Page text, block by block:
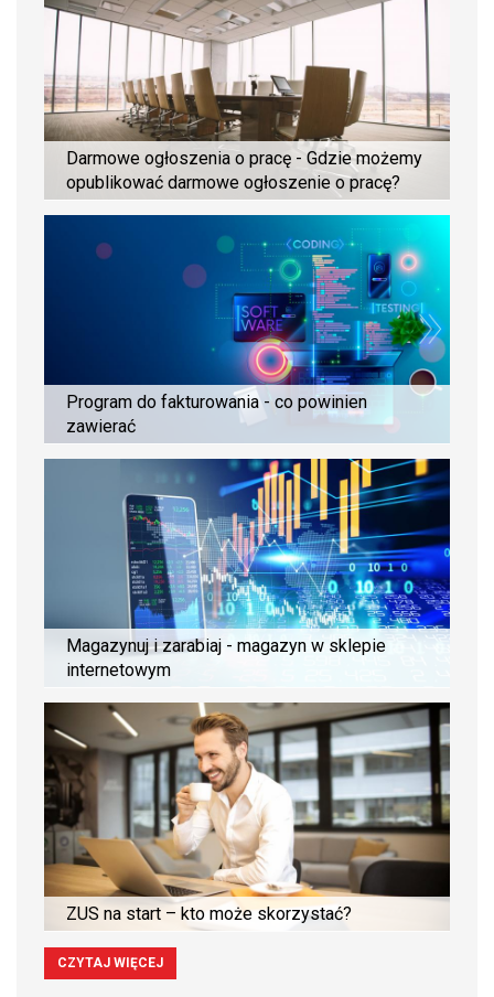
Darmowe ogłoszenia o pracę - Gdzie możemy
opublikować darmowe ogłoszenie o pracę?
Program do fakturowania - co powinien
zawierać
Magazynuj i zarabiaj - magazyn w sklepie
internetowym
ZUS na start – kto może skorzystać?
CZYTAJ WIĘCEJ